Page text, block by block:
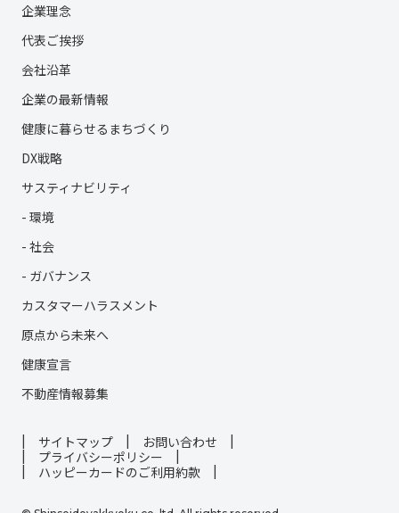
企業理念
代表ご挨拶
会社沿革
企業の最新情報
健康に暮らせるまちづくり
DX戦略
サスティナビリティ
- 環境
- 社会
- ガバナンス
カスタマーハラスメント
原点から未来へ
健康宣言
不動産情報募集
サイトマップ
お問い合わせ
プライバシーポリシー
ハッピーカードのご利用約款